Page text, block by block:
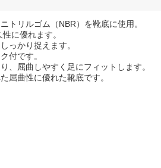
トリルゴム（NBR）を靴底に使用。
に優れます。
っかり捉えます。
付です。
、屈曲しやすく足にフィットします。
屈曲性に優れた靴底です。